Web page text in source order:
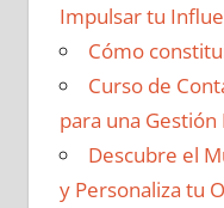
Impulsar tu
Cómo
Curso de
para una
Descubre el
y Personaliza tu